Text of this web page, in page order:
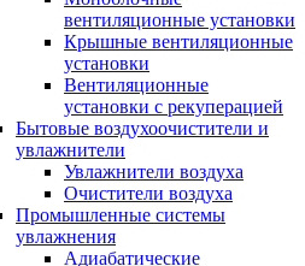
вентиляционные установки
Крышные вентиляционные
установки
Вентиляционные
установки с рекуперацией
Бытовые воздухоочистители и
увлажнители
Увлажнители воздуха
Очистители воздуха
Промышленные системы
увлажнения
Адиабатические